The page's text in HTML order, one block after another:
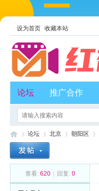
设为首页 收藏本站
论坛 推广合作
论坛
›
北京
›
朝阳区
查看: 620 回复: 0